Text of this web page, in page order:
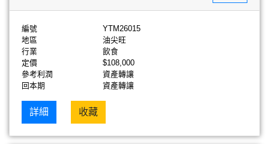
編號
YTM26015
地區
油尖旺
行業
飲食
定價
$108,000
參考利潤
資產轉讓
回本期
資產轉讓
詳細 收藏